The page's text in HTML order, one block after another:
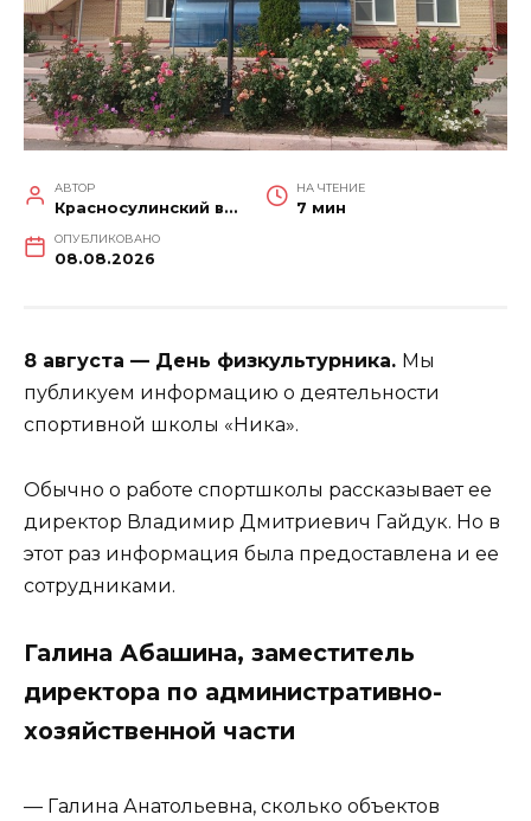
АВТОР
Красносулинский вестник
НА ЧТЕНИЕ
7 мин
ОПУБЛИКОВАНО
08.08.2026
8 августа — День физкультурника. Мы
публикуем информацию о деятельности
спортивной школы «Ника».
Обычно о работе спортшколы рассказывает ее
директор Владимир Дмитриевич Гайдук. Но в
этот раз информация была предоставлена и ее
сотрудниками.
Галина Абашина, заместитель
директора по административно-
хозяйственной части
— Галина Анатольевна, сколько объектов